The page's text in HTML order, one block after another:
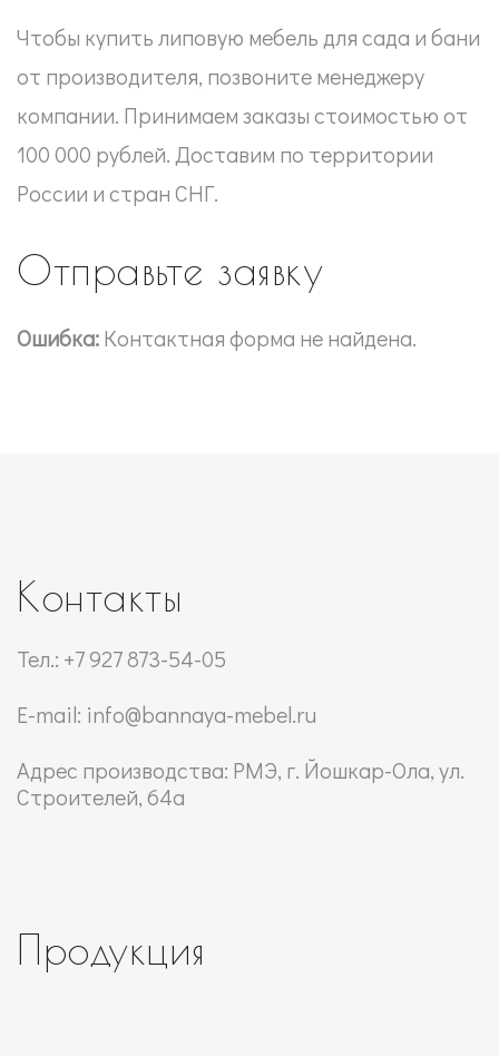
Чтобы купить липовую мебель для сада и бани
от производителя, позвоните менеджеру
компании. Принимаем заказы стоимостью от
100 000 рублей. Доставим по территории
России и стран СНГ.
Отправьте заявку
Ошибка:Контактная форма не найдена.
Контакты
Тел.: +7 927 873-54-05
E-mail: info@bannaya-mebel.ru
Адрес производства: РМЭ, г. Йошкар-Ола, ул.
Строителей, 64а
Продукция